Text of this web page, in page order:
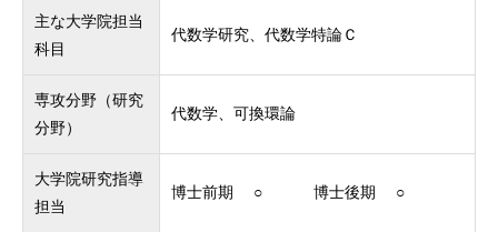
主な大学院担当
科目
代数学研究、代数学特論Ｃ
専攻分野（研究
分野）
代数学、可換環論
大学院研究指導
担当
博士前期 ○ 博士後期 ○